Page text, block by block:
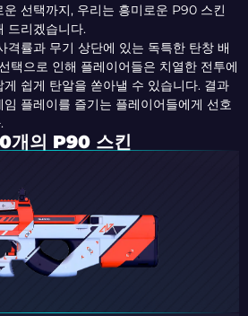
선택까지, 우리는 흥미로운 P90 스킨
드리겠습니다.
격률과 무기 상단에 있는 독특한 탄창 배
택으로 인해 플레이어들은 치열한 전투에
쉽게 탄알을 쏟아낼 수 있습니다. 결과
플레이를 즐기는 플레이어들에게 선호
개의 P90 스킨